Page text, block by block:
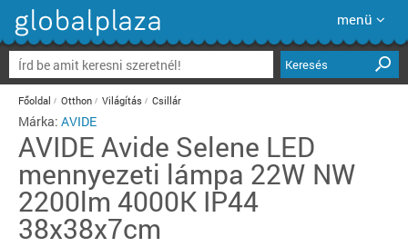
menü
Keresés
Főoldal Otthon Világítás Csillár
Márka: AVIDE
AVIDE Avide Selene LED
mennyezeti lámpa 22W NW
2200lm 4000K IP44
38x38x7cm